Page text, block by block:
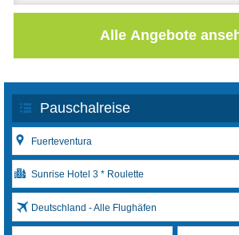
Alle Angebote
Deutschland - Alle Flughäfen